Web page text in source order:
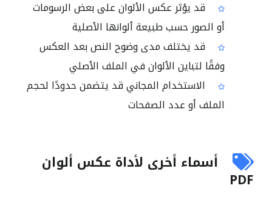
قد يؤثر عكس الألوان على بعض الرسومات
أو الصور حسب طبيعة ألوانها الأصلية
قد يختلف مدى وضوح النص بعد العكس
وفقًا لتباين الألوان في الملف الأصلي
الاستخدام المجاني قد يتضمن حدودًا لحجم
الملف أو عدد الصفحات
أسماء أخرى لأداة عكس ألوان
PDF